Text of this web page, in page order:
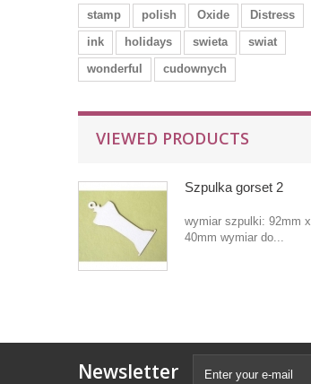
stamp polish Oxide
Distress
ink
holidays swieta
swiat
wonderful
cudownych
VIEWED PRODUCTS
Szpulka gorset 2
wymiar szpulki: 92mm x
40mm wymiar do...
Newsletter